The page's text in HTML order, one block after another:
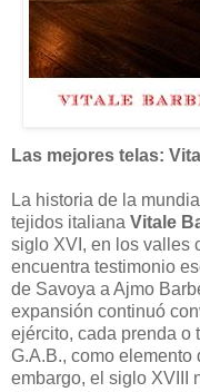
Las mejores telas:
La historia de la
tejidos italiana Vitale
siglo XVI, en los valles
encuentra testimonio
de Savoya a Ajmo
expansión continuó
ejército, cada prenda o
G.A.B., como
embargo, el siglo XVIII